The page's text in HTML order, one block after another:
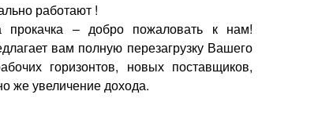
работают !
– добро пожаловать к нам!
вам полную перезагрузку Вашего
горизонтов, новых поставщиков,
же увеличение дохода.